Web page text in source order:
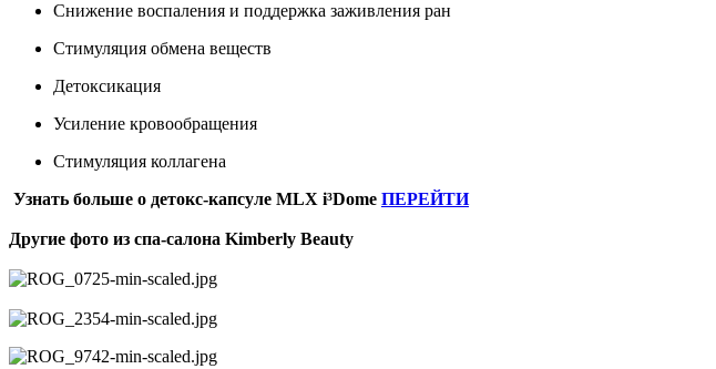
Снижение воспаления и поддержка заживления ран
Стимуляция обмена веществ
Детоксикация
Усиление кровообращения
Стимуляция коллагена
Узнать больше о детокс-капсуле MLX i³Dome ПЕРЕЙТИ
Другие фото из спа-салона Kimberly Beauty